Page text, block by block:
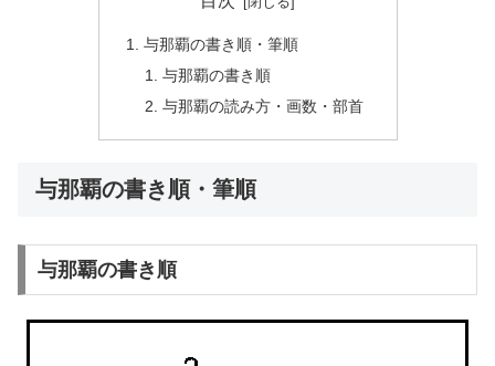
与那覇の書き順・筆順
与那覇の書き順
与那覇の読み方・画数・部首
与那覇の書き順・筆順
与那覇の書き順